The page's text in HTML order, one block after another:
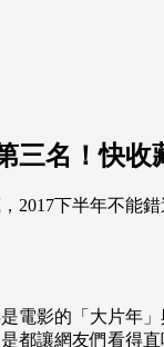
名！快收
電影的「大片年
都讓網友們看得